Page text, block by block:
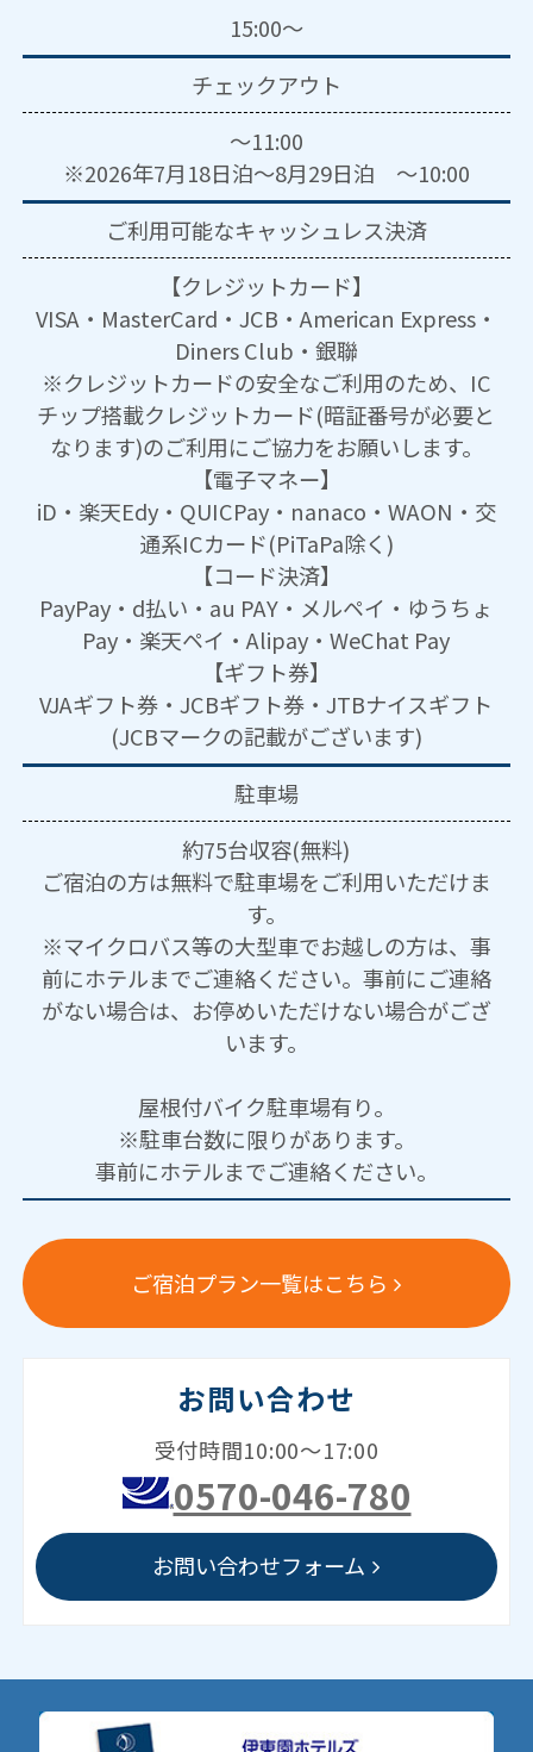
15:00～
チェックアウト
～11:00
※2026年7月18日泊～8月29日泊 ～10:00
ご利用可能なキャッシュレス決済
【クレジットカード】
VISA・MasterCard・JCB・American Express・
Diners Club・銀聯
※クレジットカードの安全なご利用のため、IC
チップ搭載クレジットカード(暗証番号が必要と
なります)のご利用にご協力をお願いします。
【電子マネー】
iD・楽天Edy・QUICPay・nanaco・WAON・交
通系ICカード(PiTaPa除く)
【コード決済】
PayPay・d払い・au PAY・メルペイ・ゆうちょ
Pay・楽天ペイ・Alipay・WeChat Pay
【ギフト券】
VJAギフト券・JCBギフト券・JTBナイスギフト
(JCBマークの記載がございます)
駐車場
約75台収容(無料)
ご宿泊の方は無料で駐車場をご利用いただけま
す。
※マイクロバス等の大型車でお越しの方は、事
前にホテルまでご連絡ください。事前にご連絡
がない場合は、お停めいただけない場合がござ
います。
屋根付バイク駐車場有り。
※駐車台数に限りがあります。
事前にホテルまでご連絡ください。
ご宿泊プラン一覧はこちら
お問い合わせ
受付時間10:00～17:00
0570-046-780
お問い合わせフォーム